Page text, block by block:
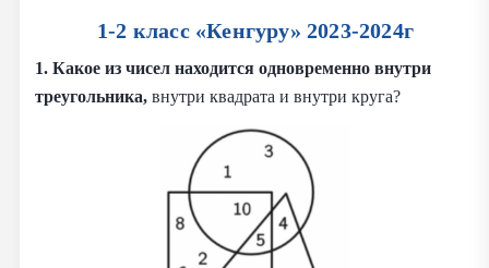
1-2 класс «Кенгуру» 2023-2024г
1. Какое из чисел находится одновременно внутри
треугольника, внутри квадрата и внутри круга?